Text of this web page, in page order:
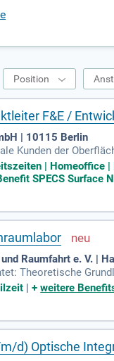
Position
F&E /
| 10115 Berlin
Kunden der
Systemen beliefert.
| Homeoffice
SPECS
Raumfahrt e. V. |
Theoretische
|+weitere
d) Optische